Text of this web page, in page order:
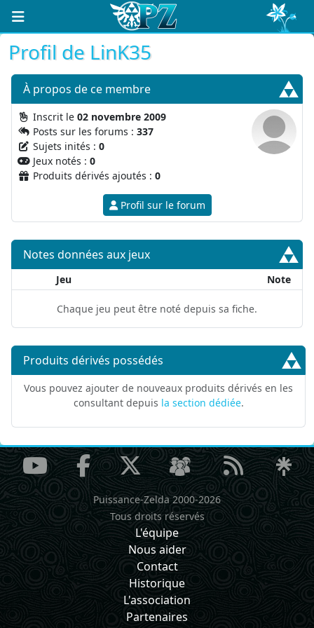
Profil de LinK35
À propos de ce membre
Inscrit le 02 novembre 2009
Posts sur les forums : 337
Sujets inités : 0
Jeux notés : 0
Produits dérivés ajoutés : 0
Profil sur le forum
Notes données aux jeux
Jeu Note
Chaque jeu peut être noté depuis sa fiche.
Produits dérivés possédés
Vous pouvez ajouter de nouveaux produits dérivés en les
consultant depuis la section dédiée.
Puissance-Zelda 2000-2026
Tous droits réservés
L'équipe
Nous aider
Contact
Historique
L'association
Partenaires